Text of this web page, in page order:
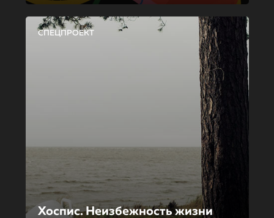
СПЕЦПРОЕКТ
Хоспис. Неизбежность жизни